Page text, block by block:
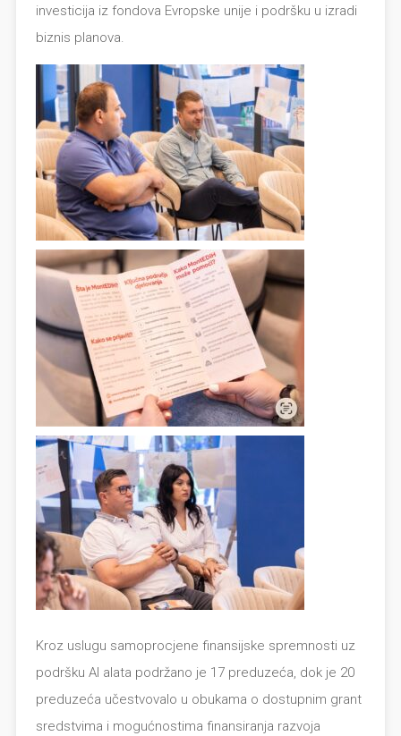
investicija iz fondova Evropske unije i podršku u izradi
biznis planova.
Kroz uslugu samoprocjene finansijske spremnosti uz
podršku AI alata podržano je 17 preduzeća, dok je 20
preduzeća učestvovalo u obukama o dostupnim grant
sredstvima i mogućnostima finansiranja razvoja